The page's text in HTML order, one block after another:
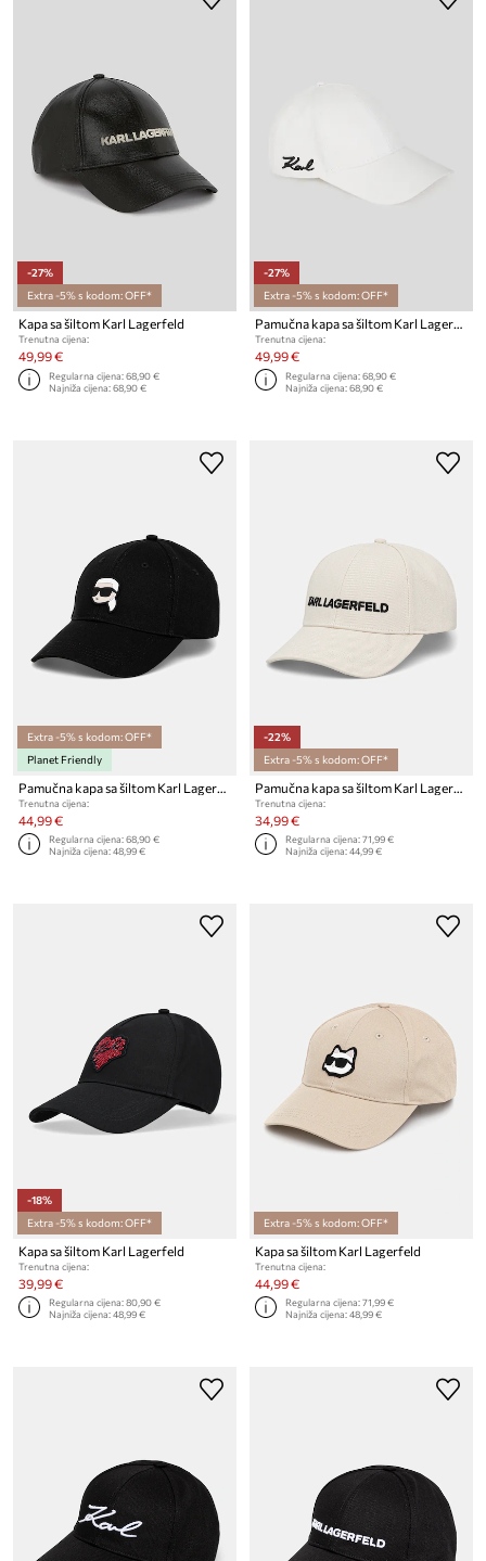
-27%
Extra -5% s kodom: OFF*
Kapa sa šiltom Karl Lagerfeld
Trenutna cijena:
49,99 €
Regularna cijena:68,90 €
Najniža cijena:68,90 €
-27%
Extra -5% s kodom: OFF*
Pamučna kapa sa šiltom Karl Lagerfeld IKON SKETCH
Trenutna cijena:
49,99 €
Regularna cijena:68,90 €
Najniža cijena:68,90 €
Extra -5% s kodom: OFF*
Planet Friendly
Trenutna cijena:
44,99 €
Regularna cijena:68,90 €
Najniža cijena:48,99 €
-22%
Extra -5% s kodom: OFF*
Trenutna cijena:
34,99 €
Regularna cijena:71,99 €
Najniža cijena:44,99 €
-18%
Extra -5% s kodom: OFF*
Kapa sa šiltom Karl Lagerfeld
Trenutna cijena:
39,99 €
Regularna cijena:80,90 €
Najniža cijena:48,99 €
Extra -5% s kodom: OFF*
Kapa sa šiltom Karl Lagerfeld
Trenutna cijena:
44,99 €
Regularna cijena:71,99 €
Najniža cijena:48,99 €